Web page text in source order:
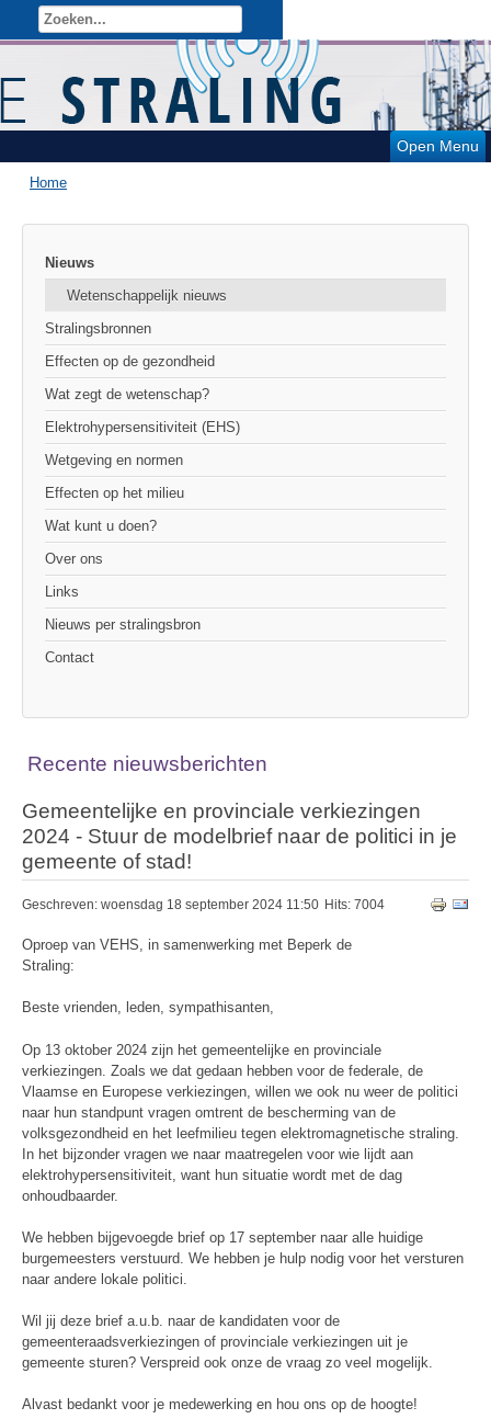
Open Menu
Home
Nieuws
Wetenschappelijk nieuws
Stralingsbronnen
Effecten op de gezondheid
Wat zegt de wetenschap?
Elektrohypersensitiviteit (EHS)
Wetgeving en normen
Effecten op het milieu
Wat kunt u doen?
Over ons
Links
Nieuws per stralingsbron
Contact
Recente nieuwsberichten
Gemeentelijke en provinciale verkiezingen
2024 - Stuur de modelbrief naar de politici in je
gemeente of stad!
Geschreven: woensdag 18 september 2024 11:50 Hits: 7004
Oproep van VEHS, in samenwerking met Beperk de
Straling:
Beste vrienden, leden, sympathisanten,
Op 13 oktober 2024 zijn het gemeentelijke en provinciale
verkiezingen. Zoals we dat gedaan hebben voor de federale, de
Vlaamse en Europese verkiezingen, willen we ook nu weer de politici
naar hun standpunt vragen omtrent de bescherming van de
volksgezondheid en het leefmilieu tegen elektromagnetische straling.
In het bijzonder vragen we naar maatregelen voor wie lijdt aan
elektrohypersensitiviteit, want hun situatie wordt met de dag
onhoudbaarder.
We hebben bijgevoegde brief op 17 september naar alle huidige
burgemeesters verstuurd. We hebben je hulp nodig voor het versturen
naar andere lokale politici.
Wil jij deze brief a.u.b. naar de kandidaten voor de
gemeenteraadsverkiezingen of provinciale verkiezingen uit je
gemeente sturen? Verspreid ook onze de vraag zo veel mogelijk.
Alvast bedankt voor je medewerking en hou ons op de hoogte!